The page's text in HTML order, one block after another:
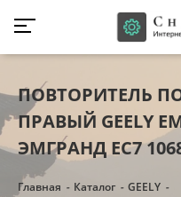
ПОВТОРИТЕЛЬ
ПРАВЫЙ GEELY
ЭМГРАНД ЕС7
Главная Каталог
GEELY